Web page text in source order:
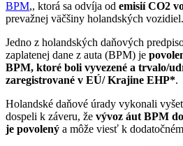
BPM,, ktorá sa odvíja od emisií CO2
prevažnej väčšiny holandských vozidiel.
Jedno z holandských daňových
zaplatenej dane z auta (BPM) je
BPM, ktoré boli vyvezené a trvalo/
zaregistrované v EÚ/ Krajine EHP*.
Holandské daňové úrady vykonali
dospeli k záveru, že vývoz áut BPM
je povolený a môže viesť k